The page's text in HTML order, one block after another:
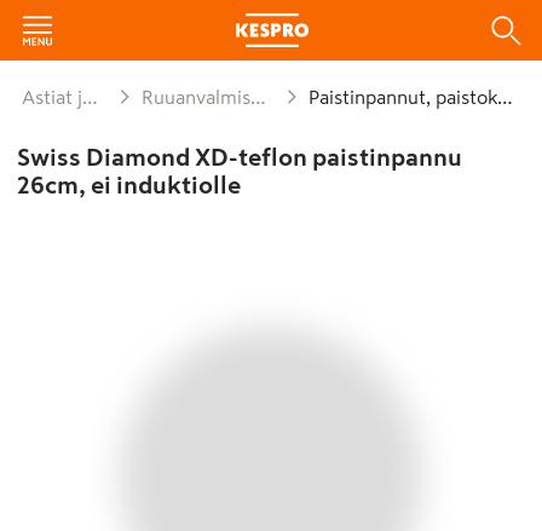
Astiat ja kattaus Ruuanvalmistusvälineet Paistinpannut, paistokasarit
Swiss Diamond XD-teflon paistinpannu
26cm, ei induktiolle